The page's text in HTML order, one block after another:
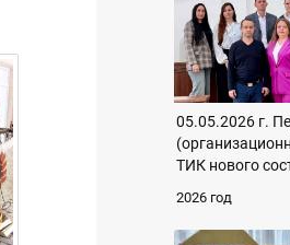
05.05.2026 г.
ТИК нового
2026 год